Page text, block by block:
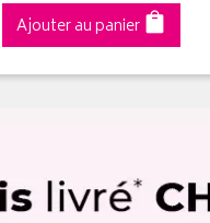
Ajouter au panier